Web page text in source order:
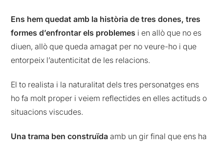
Ens hem quedat amb la història de tres dones, tres
formes d’enfrontar els problemes i en allò que no es
diuen, allò que queda amagat per no veure-ho i que
entorpeix l’autenticitat de les relacions.
El to realista i la naturalitat dels tres personatges ens
ho fa molt proper i veiem reflectides en elles actituds o
situacions viscudes.
Una trama ben construïda amb un gir final que ens ha